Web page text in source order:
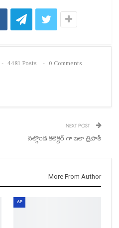
4481 Posts 0 Comments
NEXT POST
నల్గొండ కలెక్టర్ గా ఇలా త్రిపాఠీ
More From Author
AP